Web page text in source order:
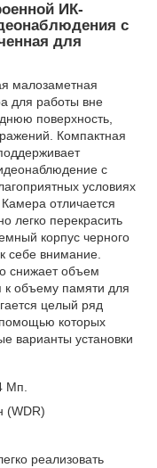
ИК-
с
для
малозаметная
для работы вне
поверхность,
Компактная
с
условиях
отличается
легко перекрасить
корпус черного
себе внимание.
снижает объем
к объему памяти для
целый ряд
которых
варианты установки
Mп.
(WDR)
реализовать